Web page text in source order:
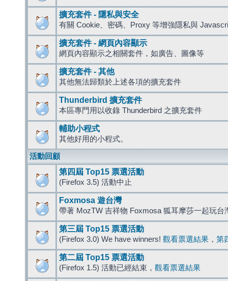
擴充套件 - 隱私與安全
有關 Cookie、密碼、Proxy 等增強隱私與
擴充套件 - 網頁內容顯示
網頁內容顯示之相關套件，如廣告、圖像等
擴充套件 - 其他
其他無法歸類於上述各項的擴充套件
Thunderbird 擴充套件
本區專門用以收錄 Thunderbird 之擴充套件
輔助小程式
其他好用的小程式。
活動回顧
第四屆 Top15 票選活動
(Firefox 3.5) 活動中止
Foxmosa 遊台灣
帶著 MozTW 吉祥物 Foxmosa 狐耳摩莎一起玩台
第三屆 Top15 票選活動
(Firefox 3.0) We have winners! 觀看票選結果 ， 第
第二屆 Top15 票選活動
(Firefox 1.5) 活動已經結束， 觀看票選結果